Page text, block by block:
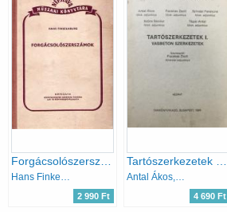
2 990 Ft 4 690 Ft